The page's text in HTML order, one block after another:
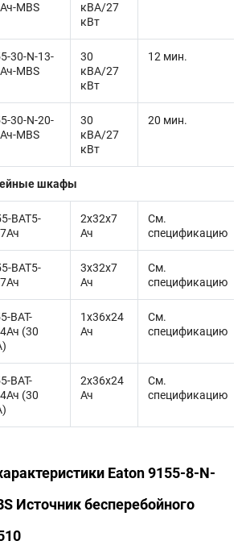
MBS
кВА/27
кВт
30-N-13-
MBS
30
кВА/27
кВт
12 мин.
30-N-20-
MBS
30
кВА/27
кВт
20 мин.
шкафы
BAT5-
2x32x7
Ач
См.
спецификацию
BAT5-
3x32x7
Ач
См.
спецификацию
BAT-
(30
1x36x24
Ач
См.
спецификацию
BAT-
(30
2x36x24
Ач
См.
спецификацию
Eaton 9155-8-N-
Источник бесперебойного